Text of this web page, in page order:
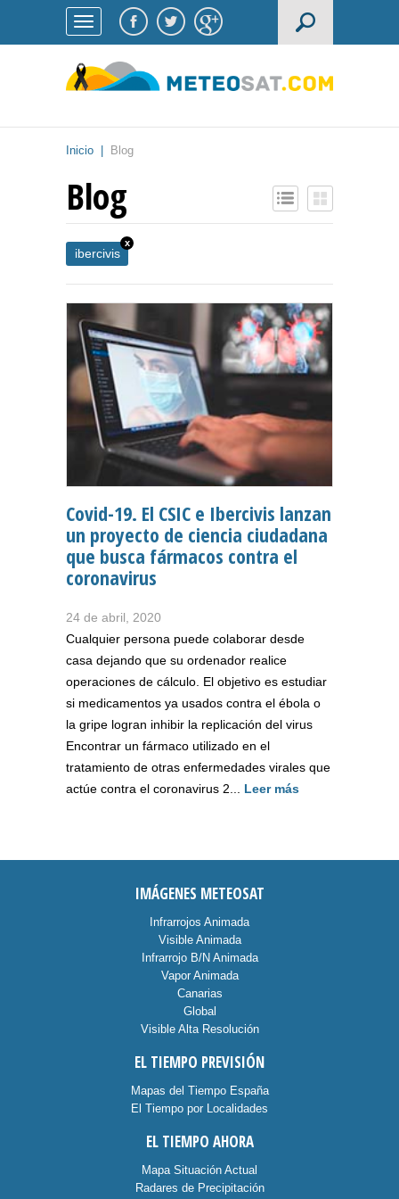
Inicio Blog
Blog
ibercivis
x
Covid-19. El CSIC e Ibercivis lanzan
un proyecto de ciencia ciudadana
que busca fármacos contra el
coronavirus
24 de abril, 2020
Cualquier persona puede colaborar desde
casa dejando que su ordenador realice
operaciones de cálculo. El objetivo es estudiar
si medicamentos ya usados contra el ébola o
la gripe logran inhibir la replicación del virus
Encontrar un fármaco utilizado en el
tratamiento de otras enfermedades virales que
actúe contra el coronavirus 2... Leer más
IMÁGENES METEOSAT
Infrarrojos Animada
Visible Animada
Infrarrojo B/N Animada
Vapor Animada
Canarias
Global
Visible Alta Resolución
EL TIEMPO PREVISIÓN
Mapas del Tiempo España
El Tiempo por Localidades
EL TIEMPO AHORA
Mapa Situación Actual
Radares de Precipitación